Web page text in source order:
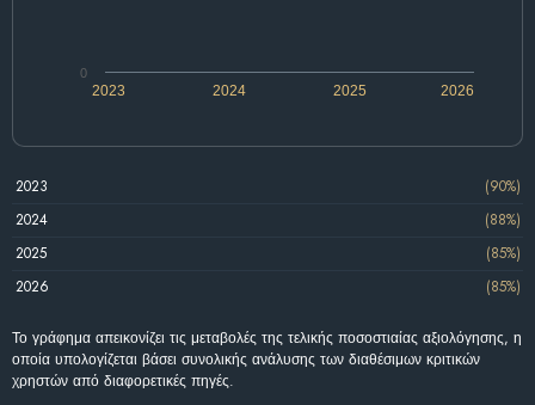
2024 2026
2023 2025
0
2023
(90%)
2024
(88%)
2025
(85%)
2026
(85%)
Το γράφημα απεικονίζει τις μεταβολές της τελικής ποσοστιαίας αξιολόγησης, η
οποία υπολογίζεται βάσει συνολικής ανάλυσης των διαθέσιμων κριτικών
χρηστών από διαφορετικές πηγές.